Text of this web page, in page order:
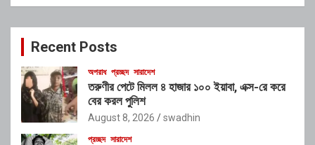
c
Recent Posts
অপরাধ প্রচ্ছদ সারাদেশ
তরুণীর পেটে মিলল ৪ হাজার ১০০ ইয়াবা, এক্স-রে করে
বের করল পুলিশ
August 8, 2026 swadhin
প্রচ্ছদ সারাদেশ